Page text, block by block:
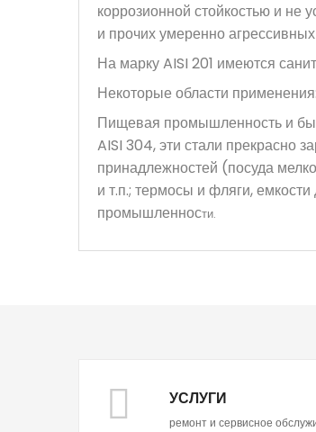
коррозионной стойкостью и не
и прочих умеренно
На марку AISI 201 имеются
Некоторые области применения:
Пищевая промышленность и
AISI 304, эти стали прекрасно
принадлежностей (посуда
и т.п.; термосы и фляги,
промышленности.
УСЛУГИ
ремонт и сервисное